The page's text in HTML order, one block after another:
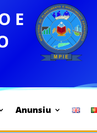
Anunsiu